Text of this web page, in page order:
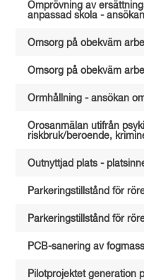
Omprövning av
anpassad skola - ansökan
Omsorg på obekväm
Omsorg på obekväm
Ormhållning - ansökan
Orosanmälan utifrån
riskbruk/beroende,
Outnyttjad plats -
Parkeringstillstånd för
Parkeringstillstånd för
PCB-sanering av
Pilotprojektet generation